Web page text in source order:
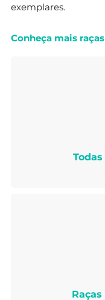
exemplares.
Conheça mais